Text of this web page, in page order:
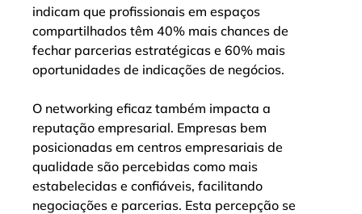
indicam que profissionais em espaços
compartilhados têm 40% mais chances de
fechar parcerias estratégicas e 60% mais
oportunidades de indicações de negócios.
O networking eficaz também impacta a
reputação empresarial. Empresas bem
posicionadas em centros empresariais de
qualidade são percebidas como mais
estabelecidas e confiáveis, facilitando
negociações e parcerias. Esta percepção se